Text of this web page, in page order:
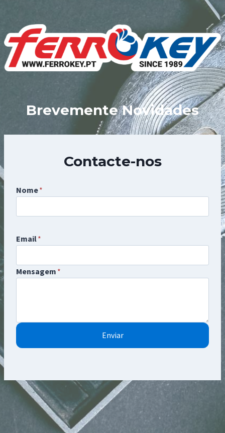
content
Brevemente Novidades
Contacte-nos
Nome*
Email*
Mensagem *
Enviar